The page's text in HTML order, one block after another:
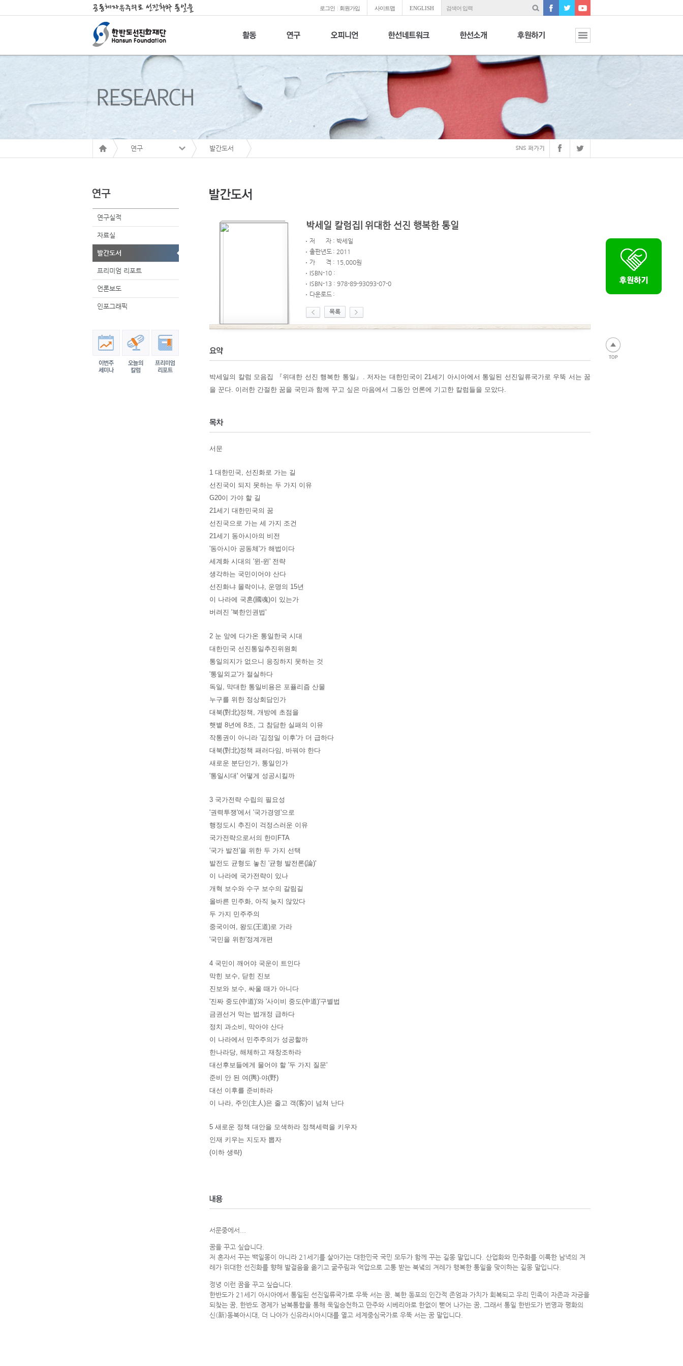
로그인 회원가입 사이트맵 ENGLISH 검색어 입력
연구 발간도서
연구실적
자료실
발간도서
프리미엄 리포트
언론보도
인포그래픽
박세일 칼럼집| 위대한 선진 행복한 통일
저 자 : 박세일
출판년도: 2011
가 격 : 15,000원
ISBN-10 :
ISBN-13 : 978-89-93093-07-0
다운로드:
목록
박세일의 칼럼 모음집 『위대한 선진 행복한 통일』. 저자는 대한민국이 21세기 아시아에서 통일된 선진일류국가로 우뚝 서는 꿈
을 꾼다. 이러한 간절한 꿈을 국민과 함께 꾸고 싶은 마음에서 그동안 언론에 기고한 칼럼들을 모았다.
서문
1 대한민국, 선진화로 가는 길
선진국이 되지 못하는 두 가지 이유
G20이 가야 할 길
21세기 대한민국의 꿈
선진국으로 가는 세 가지 조건
21세기 동아시아의 비전
'동아시아 공동체'가 해법이다
세계화 시대의 '윈-윈' 전략
생각하는 국민이어야 산다
선진화냐 몰락이냐, 운명의 15년
이 나라에 국혼(國魂)이 있는가
버려진 '북한인권법'
2 눈 앞에 다가온 통일한국 시대
대한민국 선진통일추진위원회
통일의지가 없으니 응징하지 못하는 것
'통일외교'가 절실하다
독일, 막대한 통일비용은 포퓰리즘 산물
누구를 위한 정상회담인가
대북(對北)정책, 개방에 초점을
햇볕 8년에 8조, 그 참담한 실패의 이유
작통권이 아니라 '김정일 이후'가 더 급하다
대북(對北)정책 패러다임, 바꿔야 한다
새로운 분단인가, 통일인가
'통일시대' 어떻게 성공시킬까
3 국가전략 수립의 필요성
'권력투쟁'에서 '국가경영'으로
행정도시 추진이 걱정스러운 이유
국가전략으로서의 한미FTA
'국가 발전'을 위한 두 가지 선택
발전도 균형도 놓친 '균형 발전론(論)'
이 나라에 국가전략이 있나
개혁 보수와 수구 보수의 갈림길
올바른 민주화, 아직 늦지 않았다
두 가지 민주주의
중국이여, 왕도(王道)로 가라
'국민을 위한'정계개편
4 국민이 깨어야 국운이 트인다
막힌 보수, 닫힌 진보
진보와 보수, 싸울 때가 아니다
'진짜 중도(中道)'와 '사이비 중도(中道)'구별법
금권선거 막는 법개정 급하다
정치 과소비, 막아야 산다
이 나라에서 민주주의가 성공할까
한나라당, 해체하고 재창조하라
대선후보들에게 물어야 할 '두 가지 질문'
준비 안 된 여(輿)·야(野)
대선 이후를 준비하라
이 나라, 주인(主人)은 줄고 객(客)이 넘쳐 난다
5 새로운 정책 대안을 모색하라 정책세력을 키우자
인재 키우는 지도자 뽑자
(이하 생략)
서문중에서...
꿈을 꾸고 싶습니다.
저 혼자서 꾸는 백일몽이 아니라 21세기를 살아가는 대한민국 국민 모두가 함께 꾸는 길몽 말입니다. 산업화와 민주화를 이룩한 남녁의 겨
레가 위대한 선진화를 향해 발걸음을 옮기고 굶주림과 억압으로 고통 받는 북녘의 겨레가 행복한 통일을 맞이하는 길몽 말입니다.
정녕 이런 꿈을 꾸고 싶습니다.
한반도가 21세기 아시아에서 통일된 선진일류국가로 우뚝 서는 꿈, 북한 동포의 인간적 존엄과 가치가 회복되고 우리 민족이 자존과 자긍을
되찾는 꿈, 한반도 경제가 남북통합을 통해 욱일승천하고 만주와 시베리아로 한없이 뻗어 나가는 꿈, 그래서 통일 한반도가 번영과 평화의
신(新)동북아시대, 더 나아가 신유라시아시대를 열고 세계중심국가로 우뚝 서는 꿈 말입니다.